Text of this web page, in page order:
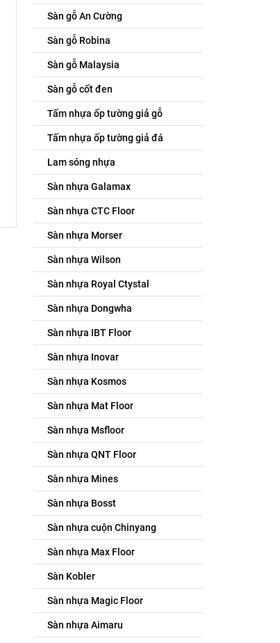
Sàn gỗ An Cường
Sàn gỗ Robina
Sàn gỗ Malaysia
Sàn gỗ cốt đen
Tấm nhựa ốp tường giả gỗ
Tấm nhựa ốp tường giả đá
Lam sóng nhựa
Sàn nhựa Galamax
Sàn nhựa CTC Floor
Sàn nhựa Morser
Sàn nhựa Wilson
Sàn nhựa Royal Ctystal
Sàn nhựa Dongwha
Sàn nhựa IBT Floor
Sàn nhựa Inovar
Sàn nhựa Kosmos
Sàn nhựa Mat Floor
Sàn nhựa Msfloor
Sàn nhựa QNT Floor
Sàn nhựa Mines
Sàn nhựa Bosst
Sàn nhựa cuộn Chinyang
Sàn nhựa Max Floor
Sàn Kobler
Sàn nhựa Magic Floor
Sàn nhựa Aimaru